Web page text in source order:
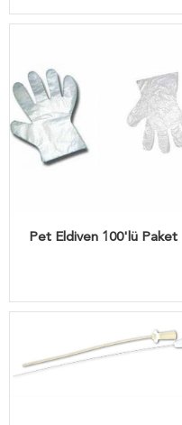
Pet Eldiven 100'lü Paket